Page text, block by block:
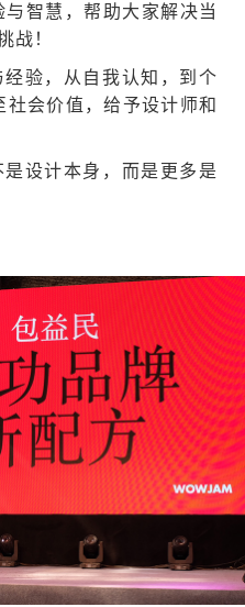
智慧，帮助大家解决当
战！
验， 从自我认知，到个
会价值，给予设计师和
设计本身，而是更多是